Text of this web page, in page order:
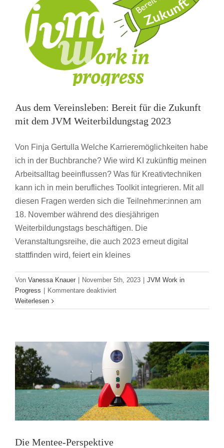
Aus dem Vereinsleben: Bereit für die Zukunft
mit dem JVM Weiterbildungstag 2023
Von Finja Gertulla Welche Karrieremöglichkeiten habe
ich in der Buchbranche? Wie wird KI zukünftig meinen
Arbeitsalltag beeinflussen? Was für Kreativtechniken
kann ich in mein berufliches Toolkit integrieren. Mit all
diesen Fragen werden sich die Teilnehmer:innen am
18. November während des diesjährigen
Weiterbildungstags beschäftigen. Die
Veranstaltungsreihe, die auch 2023 erneut digital
stattfinden wird, feiert ein kleines
Von Vanessa Knauer November 5th, 2023
JVM Work in
Progress
Kommentare deaktiviertfür
dem
für
die
Zukunft
mit
dem
JVM
Weiterbildungstag
2023
Weiterlesen
Die Mentee-Perspektive